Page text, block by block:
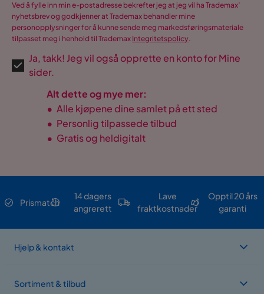
Ved å fylle inn min e-postadresse bekrefter jeg at jeg vil ha Trademax’
nyhetsbrev og godkjenner at Trademax behandler mine
personopplysninger for å kunne sende meg markedsføringsmateriale
tilpasset meg i henhold til Trademax Integritetspolicy.
Ja, takk! Jeg vil også opprette en konto for Mine
sider.
Alt dette og mye mer:
• Alle kjøpene dine samlet på ett sted
• Personlig tilpassede tilbud
• Gratis og heldigitalt
Prismatch
14 dagers
angrerett
Lave
fraktkostnader
Opptil 20 års
garanti
Hjelp & kontakt
Sortiment & tilbud